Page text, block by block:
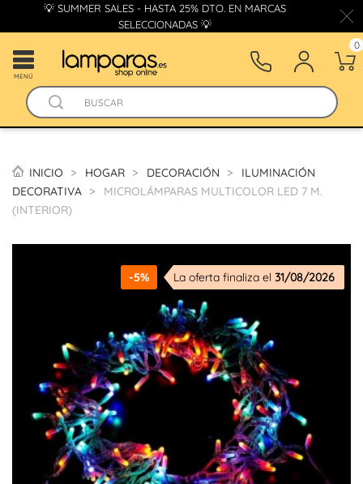
💡 SUMMER SALES - HASTA 25% DTO. EN MARCAS
SELECCIONADAS 💡
MENÚ
0
INICIO HOGAR DECORACIÓN
ILUMINACIÓN
DECORATIVA
MICROLÁMPARAS MULTICOLOR LED 7 M.
(INTERIOR)
-5% La oferta finaliza el 31/08/2026